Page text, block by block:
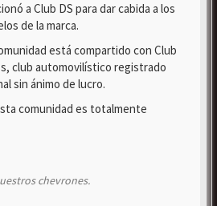
a Club DS para dar cabida a los
de la marca.
está compartido con Club
club automovilístico registrado
sin ánimo de lucro.
comunidad es totalmente
chevrones.